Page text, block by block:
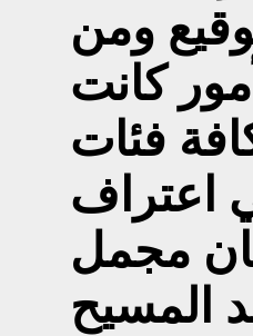
ومن
كانت
فئات
اعتراف
مجمل
المسيح